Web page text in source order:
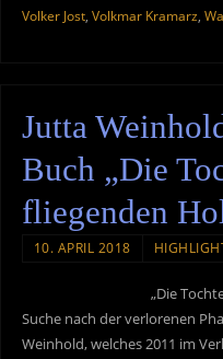
Volker Jost, Volkmar Kramarz,
Jutta
Buch „Die
fliegenden
10. APRIL 2018
„Die
Suche nach der verlorenen
Weinhold, welches 2011 im